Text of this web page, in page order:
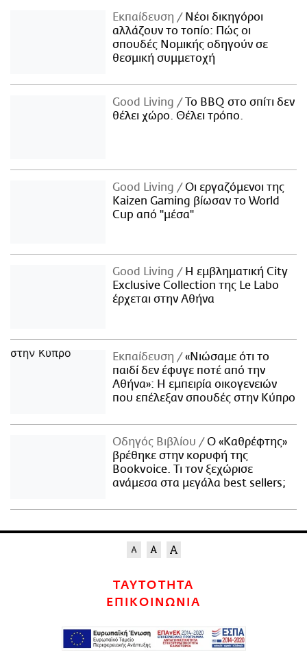
Εκπαίδευση
Νέοι δικηγόροι
αλλάζουν το τοπίο: Πώς οι
σπουδές Νομικής οδηγούν σε
θεσμική συμμετοχή
Good Living
Το BBQ στο σπίτι δεν
θέλει χώρο. Θέλει τρόπο.
Good Living
Οι εργαζόμενοι της
Kaizen Gaming βίωσαν το World
Cup από "μέσα"
Good Living
Η εμβληματική City
Exclusive Collection της Le Labo
έρχεται στην Αθήνα
Εκπαίδευση
«Νιώσαμε ότι το
παιδί δεν έφυγε ποτέ από την
Αθήνα»: Η εμπειρία οικογενειών
που επέλεξαν σπουδές στην Κύπρο
Οδηγός Βιβλίου
Ο «Καθρέφτης»
βρέθηκε στην κορυφή της
Bookvoice. Τι τον ξεχώρισε
ανάμεσα στα μεγάλα best sellers;
ΤΑΥΤΟΤΗΤΑ
ΕΠΙΚΟΙΝΩΝΙΑ